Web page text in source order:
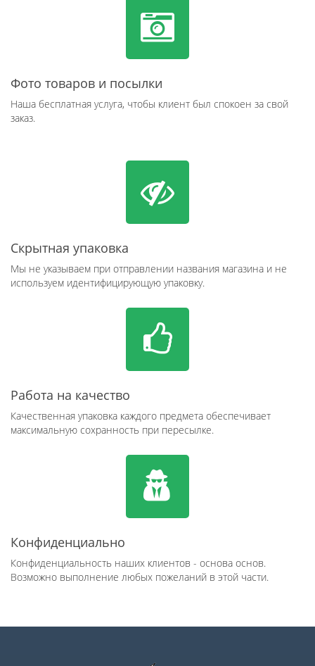
Фото товаров и посылки
Наша бесплатная услуга, чтобы клиент был спокоен за свой
заказ.
Скрытная упаковка
Мы не указываем при отправлении названия магазина и не
используем идентифицирующую упаковку.
Работа на качество
Качественная упаковка каждого предмета обеспечивает
максимальную сохранность при пересылке.
Конфиденциально
Конфиденциальность наших клиентов - основа основ.
Возможно выполнение любых пожеланий в этой части.